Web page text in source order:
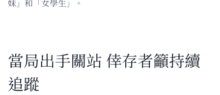
妹」和「女學生」。
當局出手關站 倖存者籲持續
追蹤